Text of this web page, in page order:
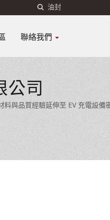
聯絡我們
公司
與品質經驗延伸至 EV 充電設備